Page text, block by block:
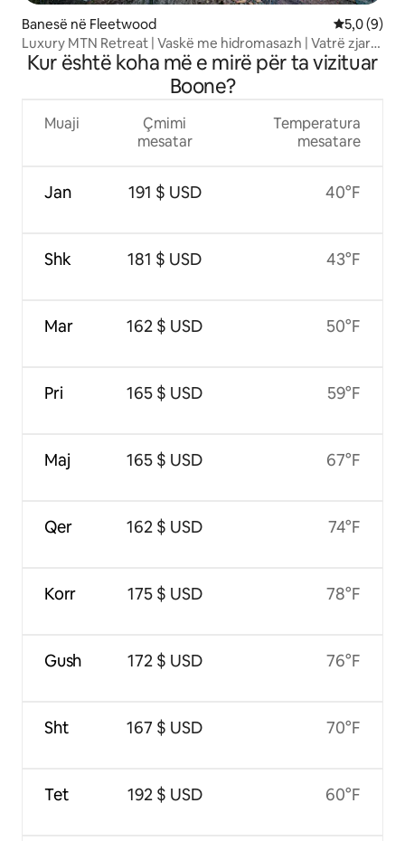
Banesë në Fleetwood Vlerësimi
5,0 (9)
Luxury MTN Retreat | Vaskë me hidromasazh | Vatrë zjarri
| Dhomë lojërash
Kur është koha më e mirë për ta vizituar
Boone?
Muaji
Jan
Shk
Mar
Pri
Maj
Qer
Korr
Gush
Sht
Tet
Çmimi
mesatar
191 $ USD
181 $ USD
162 $ USD
165 $ USD
165 $ USD
162 $ USD
175 $ USD
172 $ USD
167 $ USD
192 $ USD
Temperatura
mesatare
40°F
43°F
50°F
59°F
67°F
74°F
78°F
76°F
70°F
60°F